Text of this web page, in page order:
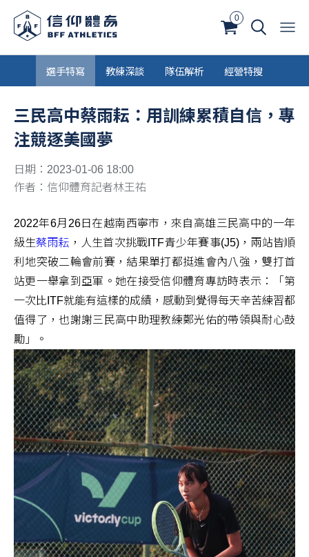
0
選手特寫 教練深談 隊伍解析 經營特搜
三民高中蔡雨耘：用訓練累積自信，專
注競逐美國夢
日期：2023-01-06 18:00
作者：信仰體育記者林王祐
2022年6月26日在越南西寧市，來自高雄三民高中的一年
級生蔡雨耘 ，人生首次挑戰ITF青少年賽事(J5)，兩站皆順
利地突破二輪會前賽，結果單打都挺進會內八強，雙打首
站更一舉拿到亞軍。她在接受信仰體育專訪時表示：「第
一次比ITF就能有這樣的成績，感動到覺得每天辛苦練習都
值得了，也謝謝三民高中助理教練鄭光佑的帶領與耐心鼓
勵」。